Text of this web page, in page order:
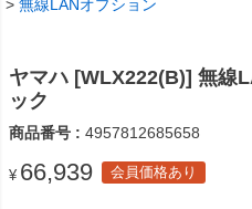
無線LANオプション
ヤマハ [WLX222(B)] 無線
ック
商品番号 4957812685658
¥ 66,939 会員価格あり